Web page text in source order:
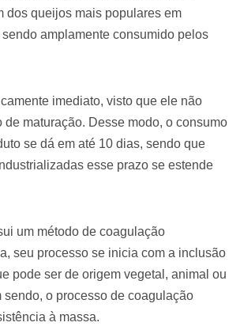
dos queijos mais populares em
amplamente consumido pelos
imediato, visto que ele não
de maturação. Desse modo, o consumo
se dá em até 10 dias, sendo que
esse prazo se estende
um método de coagulação
seu processo se inicia com a inclusão
pode ser de origem vegetal, animal ou
sendo, o processo de coagulação
à massa.